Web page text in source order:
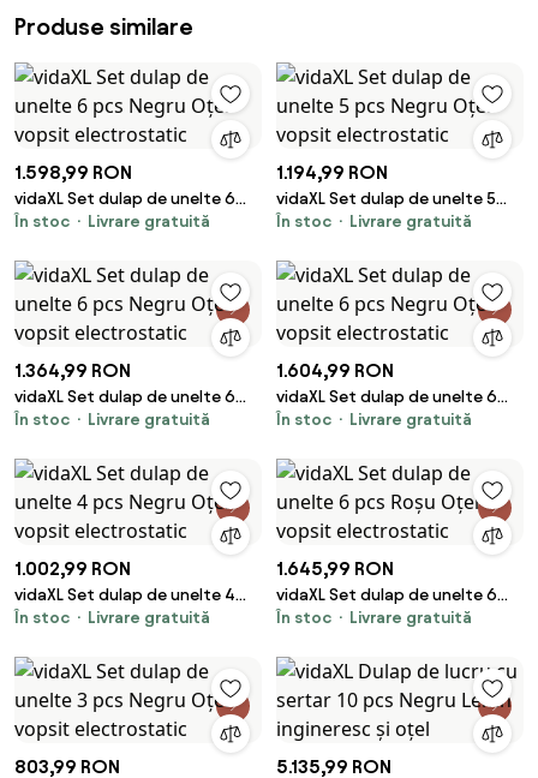
Produse similare
1.598,99 RON
vidaXL Set dulap de unelte 6
pcs Negru Oțel vopsit
În stoc Livrare gratuită
1.194,99 RON
vidaXL Set dulap de unelte 5
pcs Negru Oțel vopsit
În stoc Livrare gratuită
1.364,99 RON
vidaXL Set dulap de unelte 6
pcs Negru Oțel vopsit
În stoc Livrare gratuită
1.604,99 RON
vidaXL Set dulap de unelte 6
pcs Negru Oțel vopsit
În stoc Livrare gratuită
1.002,99 RON
vidaXL Set dulap de unelte 4
pcs Negru Oțel vopsit
În stoc Livrare gratuită
1.645,99 RON
vidaXL Set dulap de unelte 6
pcs Roșu Oțel vopsit
În stoc Livrare gratuită
803,99 RON 5.135,99 RON